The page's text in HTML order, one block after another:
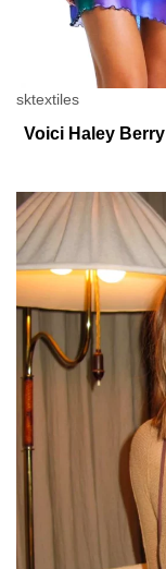
sktextiles
Voici Haley